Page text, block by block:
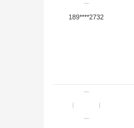
189****2732